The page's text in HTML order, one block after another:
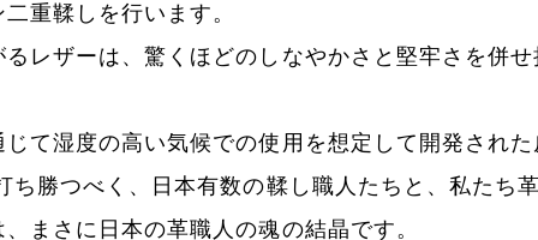
重鞣しを行います。
レザーは、驚くほどのしなやかさと堅牢さを併
て湿度の高い気候での使用を想定して開発され
勝つべく、日本有数の鞣し職人たちと、私たち
まさに日本の革職人の魂の結晶です。